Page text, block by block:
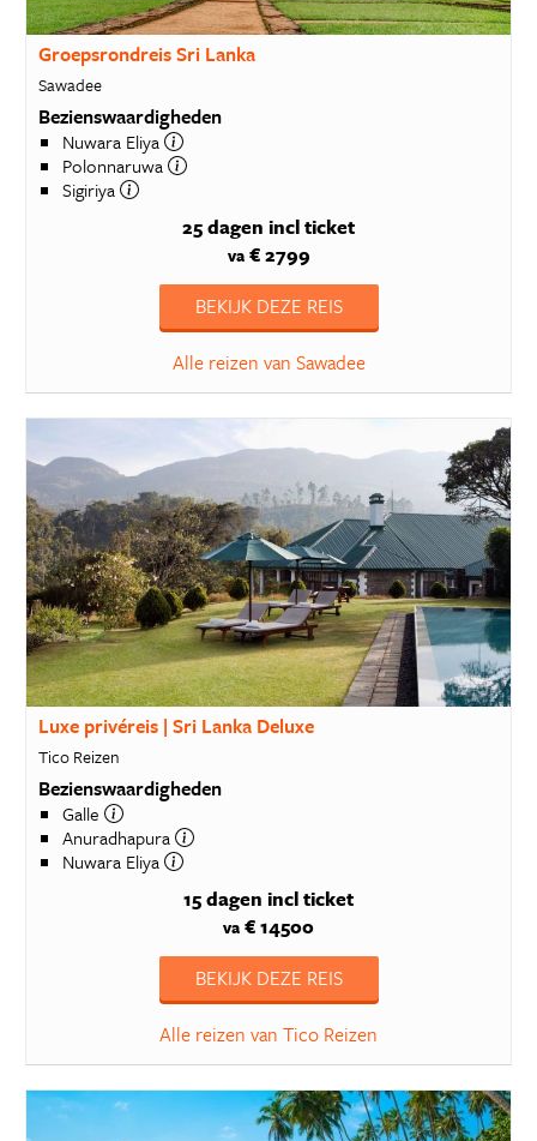
Groepsrondreis Sri Lanka
Sawadee
Bezienswaardigheden
Nuwara Eliya
Polonnaruwa
Sigiriya
25 dagen incl ticket
va€ 2799
BEKIJK DEZE REIS
Alle reizen van Sawadee
Luxe privéreis | Sri Lanka Deluxe
Tico Reizen
Bezienswaardigheden
Galle
Anuradhapura
Nuwara Eliya
15 dagen incl ticket
va € 14500
BEKIJK DEZE REIS
Alle reizen van Tico Reizen